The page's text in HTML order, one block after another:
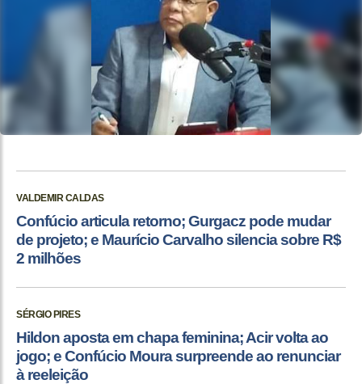
VALDEMIR CALDAS
Confúcio articula retorno; Gurgacz pode mudar
de projeto; e Maurício Carvalho silencia sobre R$
2 milhões
SÉRGIO PIRES
Hildon aposta em chapa feminina; Acir volta ao
jogo; e Confúcio Moura surpreende ao renunciar
à reeleição